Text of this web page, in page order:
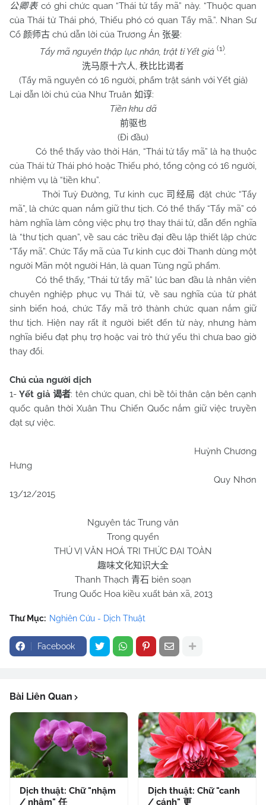
公卿表có ghi chức quan “Thái tử tẩy mã” này. “Thuộc quan
của Thái tử Thái phó, Thiếu phó có quan Tẩy mã.”. Nhan Sư
Cổ 颜师古 chú dẫn lời của Trương Án 张晏:
Tẩy mã nguyên thập lục nhân, trật tỉ Yết giả (1).
洗马原十六人, 秩比比谒者
(Tẩy mã nguyên có 16 người, phẩm trật sánh với Yết giả)
Lại dẫn lời chú của Như Truân 如谆:
Tiền khu dã
前驱也
(Đi đầu)
Có thể thấy vào thời Hán, “Thái tử tẩy mã” là hạ thuộc
của Thái tử Thái phó hoặc Thiếu phó, tổng cộng có 16 người,
nhiệm vụ là “tiền khu”.
Thời Tuỳ Đường, Tư kinh cục 司经局 đặt chức “Tẩy
mã”, là chức quan nắm giữ thư tịch. Có thể thấy “Tẩy mã” có
hàm nghĩa làm công việc phụ trợ thay thái tử, dẫn đến nghĩa
là “thư tịch quan”, về sau các triều đại đều lập thiết lập chức
“Tẩy mã”. Chức Tẩy mã của Tư kinh cục đời Thanh dùng một
người Mãn một người Hán, là quan Tùng ngũ phẩm.
Có thể thấy, “Thái tử tẩy mã” lúc ban đầu là nhân viên
chuyên nghiệp phục vụ Thái tử, về sau nghĩa của từ phát
sinh biến hoá, chức Tẩy mã trở thành chức quan nắm giữ
thư tịch. Hiện nay rất ít người biết đến từ này, nhưng hàm
nghĩa biểu đạt phụ trợ hoặc vai trò thứ yếu thì chưa bao giờ
thay đổi.
Chú của người dịch
1-Yết giả 谒者: tên chức quan, chỉ bề tôi thân cận bên cạnh
quốc quân thời Xuân Thu Chiến Quốc nắm giữ việc truyền
đạt sự việc.
Huỳnh Chương
Hưng
Quy Nhơn
13/12/2015
Nguyên tác Trung văn
Trong quyển
THÚ VỊ VĂN HOÁ TRI THỨC ĐẠI TOÀN
趣味文化知识大全
Thanh Thạch 青石 biên soạn
Trung Quốc Hoa kiều xuất bản xã, 2013
Thư Mục: Nghiên Cứu - Dịch Thuật
Facebook
Bài Liên Quan
Dịch thuật: Chữ "nhậm
/ nhâm" 任
Dịch thuật: Chữ "canh
/ cánh" 更